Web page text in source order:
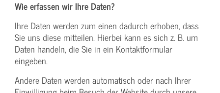
Wie erfassen wir Ihre Daten?
Ihre Daten werden zum einen dadurch erhoben, dass
Sie uns diese mitteilen. Hierbei kann es sich z. B. um
Daten handeln, die Sie in ein Kontaktformular
eingeben.
Andere Daten werden automatisch oder nach Ihrer